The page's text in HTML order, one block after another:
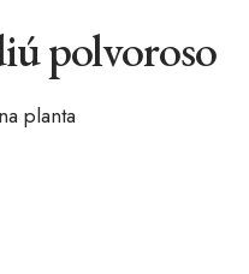
polvoroso